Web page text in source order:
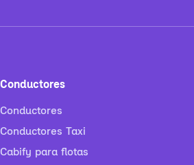
Conductores
Conductores
Conductores Taxi
Cabify para flotas